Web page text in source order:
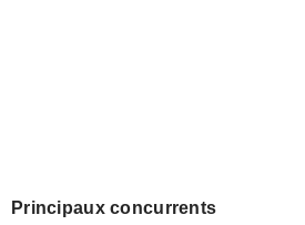
Principaux concurrents